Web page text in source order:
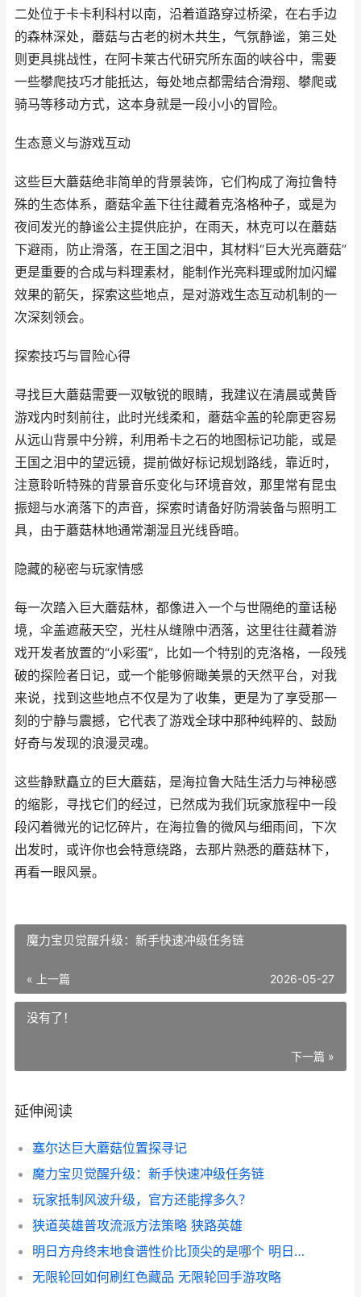
二处位于卡卡利科村以南，沿着道路穿过桥梁，在右手边
的森林深处，蘑菇与古老的树木共生，气氛静谧，第三处
则更具挑战性，在阿卡莱古代研究所东面的峡谷中，需要
一些攀爬技巧才能抵达，每处地点都需结合滑翔、攀爬或
骑马等移动方式，这本身就是一段小小的冒险。
生态意义与游戏互动
这些巨大蘑菇绝非简单的背景装饰，它们构成了海拉鲁特
殊的生态体系，蘑菇伞盖下往往藏着克洛格种子，或是为
夜间发光的静谧公主提供庇护，在雨天，林克可以在蘑菇
下避雨，防止滑落，在王国之泪中，其材料“巨大光亮蘑菇”
更是重要的合成与料理素材，能制作光亮料理或附加闪耀
效果的箭矢，探索这些地点，是对游戏生态互动机制的一
次深刻领会。
探索技巧与冒险心得
寻找巨大蘑菇需要一双敏锐的眼睛，我建议在清晨或黄昏
游戏内时刻前往，此时光线柔和，蘑菇伞盖的轮廓更容易
从远山背景中分辨，利用希卡之石的地图标记功能，或是
王国之泪中的望远镜，提前做好标记规划路线，靠近时，
注意聆听特殊的背景音乐变化与环境音效，那里常有昆虫
振翅与水滴落下的声音，探索时请备好防滑装备与照明工
具，由于蘑菇林地通常潮湿且光线昏暗。
隐藏的秘密与玩家情感
每一次踏入巨大蘑菇林，都像进入一个与世隔绝的童话秘
境，伞盖遮蔽天空，光柱从缝隙中洒落，这里往往藏着游
戏开发者放置的“小彩蛋”，比如一个特别的克洛格，一段残
破的探险者日记，或一个能够俯瞰美景的天然平台，对我
来说，找到这些地点不仅是为了收集，更是为了享受那一
刻的宁静与震撼，它代表了游戏全球中那种纯粹的、鼓励
好奇与发现的浪漫灵魂。
这些静默矗立的巨大蘑菇，是海拉鲁大陆生活力与神秘感
的缩影，寻找它们的经过，已然成为我们玩家旅程中一段
段闪着微光的记忆碎片，在海拉鲁的微风与细雨间，下次
出发时，或许你也会特意绕路，去那片熟悉的蘑菇林下，
再看一眼风景。
魔力宝贝觉醒升级：新手快速冲级任务链
« 上一篇 2026-05-27
没有了！
下一篇 »
延伸阅读
塞尔达巨大蘑菇位置探寻记
魔力宝贝觉醒升级：新手快速冲级任务链
玩家抵制风波升级，官方还能撑多久？
狭道英雄普攻流派方法策略 狭路英雄
明日方舟终末地食谱性价比顶尖的是哪个 明日方舟终末地配置要求
无限轮回如何刷红色藏品 无限轮回手游攻略